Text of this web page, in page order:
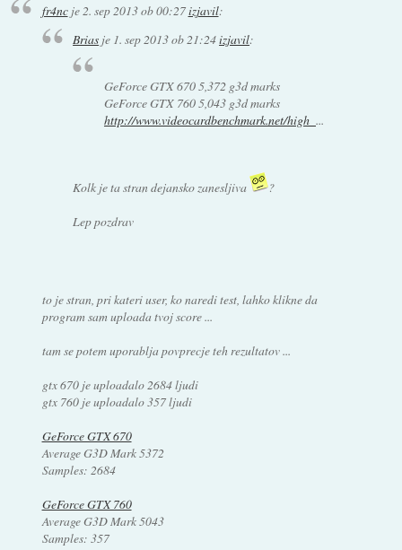
fr4ncje 2. sep 2013 ob 00:27izjavil:
Brias je 1. sep 2013 ob 21:24izjavil:
GeForce GTX 670 5,372 g3d marks
GeForce GTX 760 5,043 g3d marks
http://www.videocardbenchmark.net/high_ ...
Kolk je ta stran dejansko zanesljiva
?
Lep pozdrav
to je stran, pri kateri user, ko naredi test, lahko klikne da
program sam uploada tvoj score ...
tam se potem uporablja povprecje teh rezultatov ...
gtx 670 je uploadalo 2684 ljudi
gtx 760 je uploadalo 357 ljudi
GeForce GTX 670
Average G3D Mark 5372
Samples: 2684
GeForce GTX 760
Average G3D Mark 5043
Samples: 357